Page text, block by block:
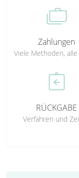
cases
Zahlungen
Viele Methoden,
assignment_return
RÜCKGABE
Verfahren und